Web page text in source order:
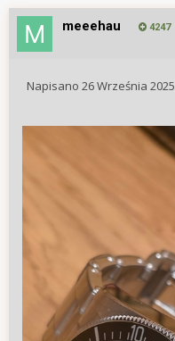
meeehau 4247
Napisano 26 Września 2025